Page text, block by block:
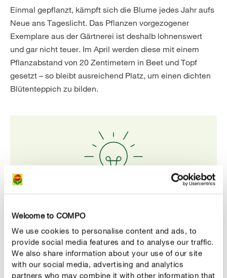
Welcome to COMPO
We use cookies to personalise content and ads, to
provide social media features and to analyse our traffic.
We also share information about your use of our site
with our social media, advertising and analytics
partners who may combine it with other information that
Einmal gepflanzt, kämpft sich die Blume jedes Jahr aufs
Neue ans Tageslicht. Das Pflanzen vorgezogener
Exemplare aus der Gärtnerei ist deshalb lohnenswert
und gar nicht teuer. Im April werden diese mit einem
Pflanzabstand von 20 Zentimetern in Beet und Topf
gesetzt – so bleibt ausreichend Platz, um einen dichten
Blütenteppich zu bilden.
Setzen Sie die verblühten Wurzelballen aus Ihren
Pflanzkübeln ins Beet. Das Vergissmeinnicht siedelt
sich dort zuverlässig an und wird schon im folgenden
Frühjahr wieder zum Vorschein kommen.